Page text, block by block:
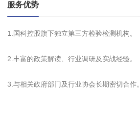
服务优势
1.国科控股旗下独立第三方检验检测机构。
2.丰富的政策解读、行业调研及实战经验。
3.与相关政府部门及行业协会长期密切合作。